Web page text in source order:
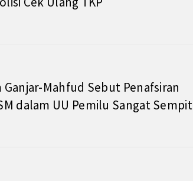
Mahfud Sebut Penafsiran
dalam UU Pemilu Sangat Sempit